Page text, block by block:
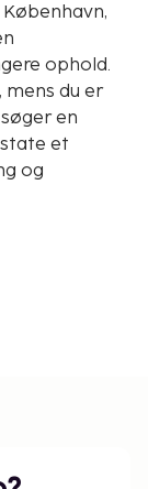
ophold.
du er
en
et
og